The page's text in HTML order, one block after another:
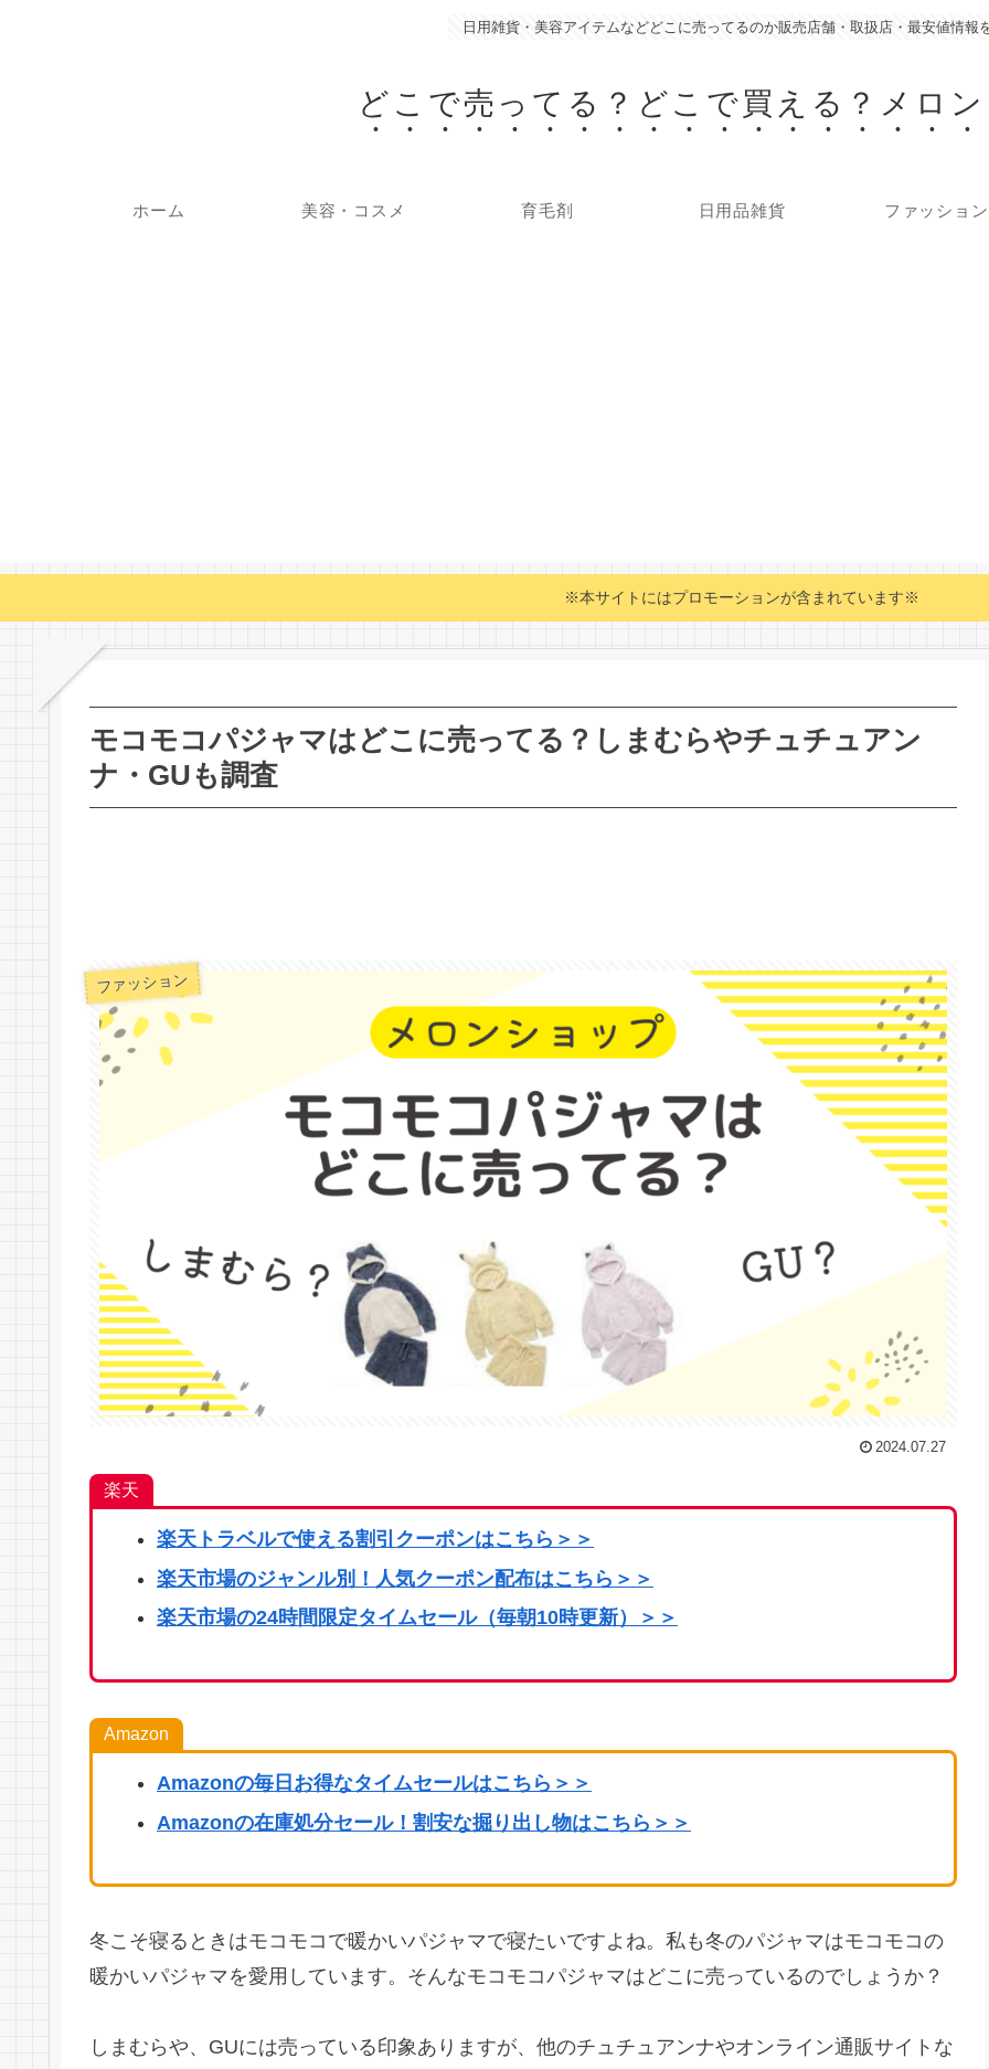
日用雑貨・美容アイテムなどどこに売ってるのか販売店舗・取扱店・最安値情報
どこで売ってる？どこで買える？メロ
ホーム 美容・コスメ 育毛剤 日用品雑貨 ファッション
※本サイトにはプロモーションが含まれています※
モコモコパジャマはどこに売ってる？しまむらやチュチュアン
ナ・GUも調査
ファッション
2024.07.27
楽天
楽天トラベルで使える割引クーポンはこちら ＞＞
楽天市場のジャンル別！人気クーポン配布はこちら＞＞
楽天市場の24時間限定タイムセール（毎朝10時更新）＞＞
Amazon
Amazonの毎日お得なタイムセールはこちら＞＞
Amazonの在庫処分セール！割安な掘り出し物はこちら＞＞
冬こそ寝るときはモコモコで暖かいパジャマで寝たいですよね。私も冬のパジャマはモコモコの
暖かいパジャマを愛用しています。そんなモコモコパジャマはどこに売っているのでしょうか？
しまむらや、GUには売っている印象ありますが、他のチュチュアンナやオンライン通販サイトな